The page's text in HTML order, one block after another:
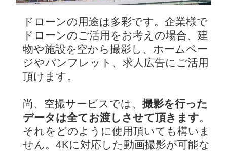
ドローンの用途は多彩です。企業様で
ドローンのご活用をお考えの場合、建
物や施設を空から撮影し、ホームペー
ジやパンフレット、求人広告にご活用
頂けます。
尚、空撮サービスでは、 撮影を行った
データは全てお渡しさせて頂きます。
それをどのように使用頂いても構いま
せん。4Kに対応した動画撮影が可能な